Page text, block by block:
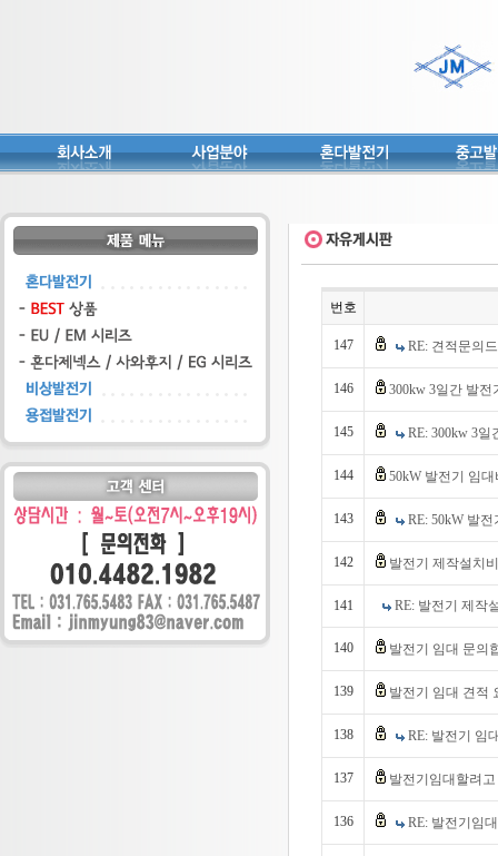
번호
147 RE: 견적문의
146 300kw 3일간 발
145 RE: 300kw 3
144 50kW 발전기 임
143 RE: 50kW 발
142 발전기 제작설치
141 RE: 발전기 제작
140 발전기 임대 문의
139 발전기 임대 견적
138 RE: 발전기 임
137 발전기임대할려
136 RE: 발전기임